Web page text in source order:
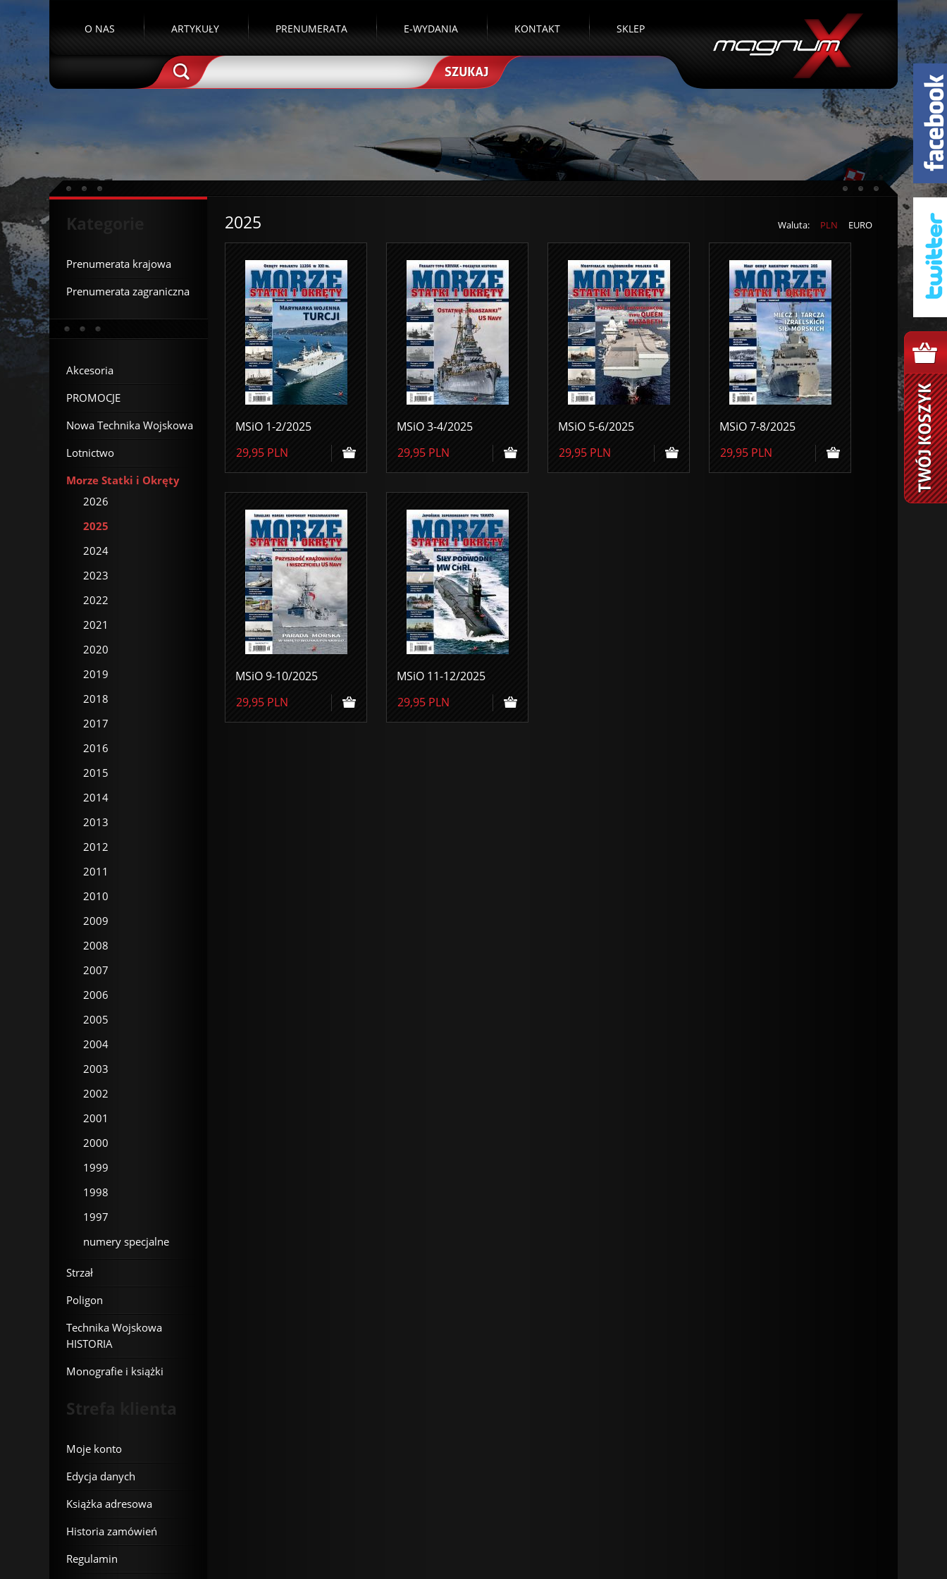
O NAS ARTYKUŁY PRENUMERATA E-WYDANIA KONTAKT SKLEP
Waluta: PLN EURO
2025
MSiO 1-2/2025
29,95 PLN
MSiO 3-4/2025
29,95 PLN
MSiO 5-6/2025
29,95 PLN
MSiO 7-8/2025
29,95 PLN
MSiO 9-10/2025
29,95 PLN
MSiO 11-12/2025
29,95 PLN
Kategorie
Prenumerata krajowa
Prenumerata zagraniczna
Akcesoria
PROMOCJE
Nowa Technika Wojskowa
Lotnictwo
Morze Statki i Okręty
2026
2025
2024
2023
2022
2021
2020
2019
2018
2017
2016
2015
2014
2013
2012
2011
2010
2009
2008
2007
2006
2005
2004
2003
2002
2001
2000
1999
1998
1997
numery specjalne
Strzał
Poligon
Technika Wojskowa
HISTORIA
Monografie i książki
Strefa klienta
Moje konto
Edycja danych
Książka adresowa
Historia zamówień
Regulamin